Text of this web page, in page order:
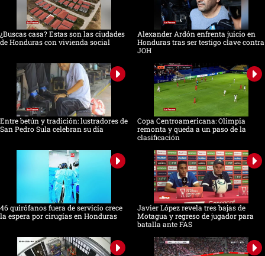
¿Buscas casa? Estas son las ciudades
de Honduras con vivienda social
Alexander Ardón enfrenta juicio en
Honduras tras ser testigo clave contra
JOH
Entre betún y tradición: lustradores de
San Pedro Sula celebran su día
Copa Centroamericana: Olimpia
remonta y queda a un paso de la
clasificación
46 quirófanos fuera de servicio crece
la espera por cirugías en Honduras
Javier López revela tres bajas de
Motagua y regreso de jugador para
batalla ante FAS